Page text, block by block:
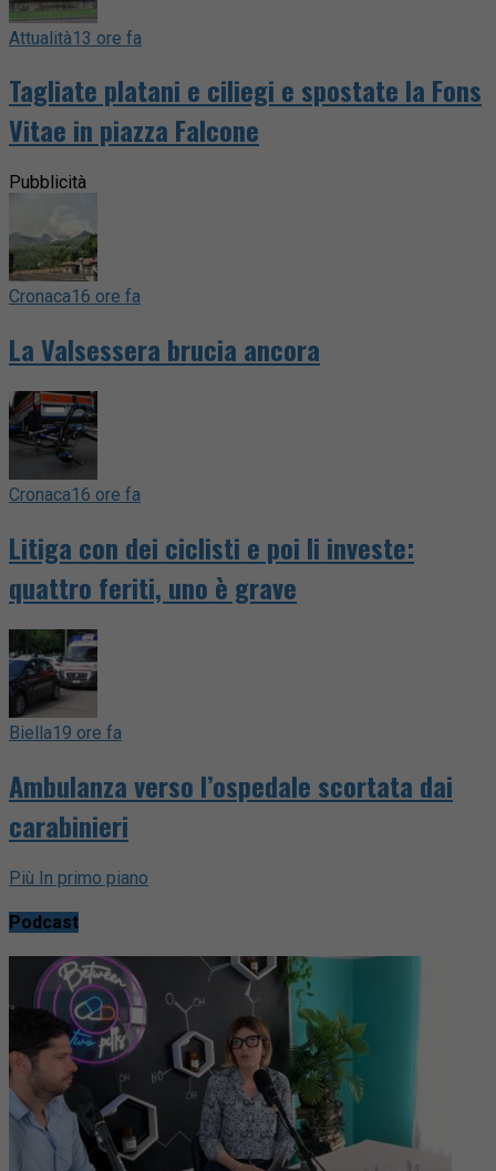
Attualità13 ore fa
Tagliate platani e ciliegi e spostate la Fons
Vitae in piazza Falcone
Pubblicità
Cronaca16 ore fa
La Valsessera brucia ancora
Cronaca16 ore fa
Litiga con dei ciclisti e poi li investe:
quattro feriti, uno è grave
Biella19 ore fa
Ambulanza verso l’ospedale scortata dai
carabinieri
Più In primo piano
Podcast